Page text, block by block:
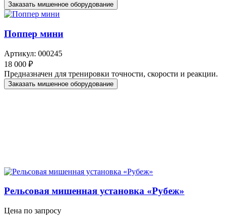
Заказать мишенное оборудование
Поппер мини
Артикул: 000245
18 000 ₽
Предназначен для тренировки точности, скорости и реакции.
Заказать мишенное оборудование
Рельсовая мишенная установка «Рубеж»
Цена по запросу